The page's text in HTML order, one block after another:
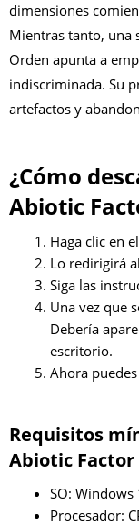
dimensiones
Mientras tanto, una
Orden apunta a
indiscriminada. Su
artefactos y
¿Cómo
Abiotic
Haga clic en
Lo redirigirá
Siga las
Una vez que
Debería
escritorio.
Ahora
Requisitos
Abiotic Factor
SO:
Procesador: